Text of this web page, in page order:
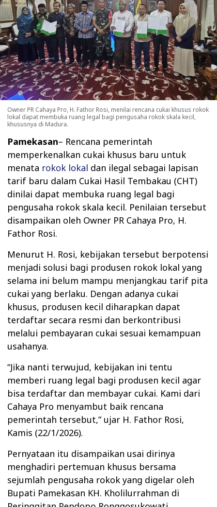
Owner PR Cahaya Pro, H. Fathor Rosi, menilai rencana cukai khusus rokok
lokal dapat membuka ruang legal bagi pengusaha rokok skala kecil,
khususnya di Madura.
Pamekasan– Rencana pemerintah
memperkenalkan cukai khusus baru untuk
menata rokok lokal dan ilegal sebagai lapisan
tarif baru dalam Cukai Hasil Tembakau (CHT)
dinilai dapat membuka ruang legal bagi
pengusaha rokok skala kecil. Penilaian tersebut
disampaikan oleh Owner PR Cahaya Pro, H.
Fathor Rosi.
Menurut H. Rosi, kebijakan tersebut berpotensi
menjadi solusi bagi produsen rokok lokal yang
selama ini belum mampu menjangkau tarif pita
cukai yang berlaku. Dengan adanya cukai
khusus, produsen kecil diharapkan dapat
terdaftar secara resmi dan berkontribusi
melalui pembayaran cukai sesuai kemampuan
usahanya.
“Jika nanti terwujud, kebijakan ini tentu
memberi ruang legal bagi produsen kecil agar
bisa terdaftar dan membayar cukai. Kami dari
Cahaya Pro menyambut baik rencana
pemerintah tersebut,” ujar H. Fathor Rosi,
Kamis (22/1/2026).
Pernyataan itu disampaikan usai dirinya
menghadiri pertemuan khusus bersama
sejumlah pengusaha rokok yang digelar oleh
Bupati Pamekasan KH. Kholilurrahman di